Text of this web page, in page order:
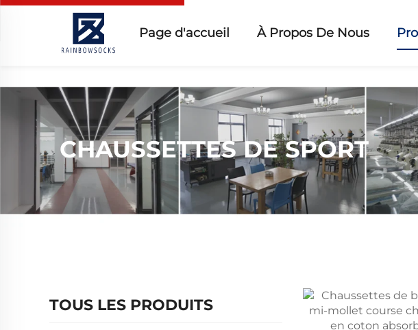
Page d'accueil À Propos De Nous
CHAUSSETTES DE SPORT
TOUS LES PRODUITS